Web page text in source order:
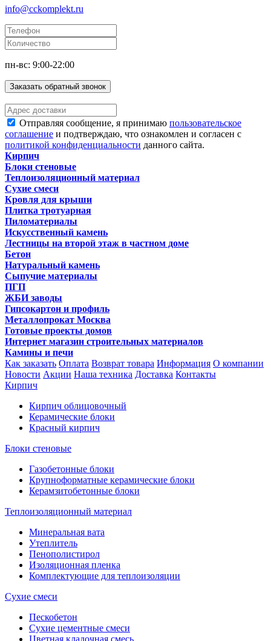
info@cckomplekt.ru
пн-вс: 9:00-22:00
Заказать обратный звонок
Отправляя сообщение, я принимаю пользовательское
соглашение и подтверждаю, что ознакомлен и согласен с
политикой конфиденциальности данного сайта.
Кирпич
Блоки стеновые
Теплоизоляционный материал
Сухие смеси
Кровля для крыши
Плитка тротуарная
Пиломатериалы
Искусственный камень
Лестницы на второй этаж в частном доме
Бетон
Натуральный камень
Сыпучие материалы
ПГП
ЖБИ заводы
Гипсокартон и профиль
Металлопрокат Москва
Готовые проекты домов
Интернет магазин строительных материалов
Камины и печи
Как заказать Оплата Возврат товара Информация О компании
Новости Акции Наша техника Доставка Контакты
Кирпич
Кирпич облицовочный
Керамические блоки
Красный кирпич
Блоки стеновые
Газобетонные блоки
Крупноформатные керамические блоки
Керамзитобетонные блоки
Теплоизоляционный материал
Минеральная вата
Утеплитель
Пенополистирол
Изоляционная пленка
Комплектующие для теплоизоляции
Сухие смеси
Пескобетон
Сухие цементные смеси